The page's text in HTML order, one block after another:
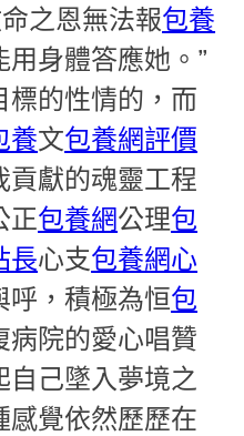
之恩無法報包養
身體答應她。”
標的性情的，而
養文包養網評價
貢獻的魂靈工程
正包養網公理包
長心支包養網心
呼，積極為恒包
病院的愛心唱贊
自己墜入夢境之
感覺依然歷歷在